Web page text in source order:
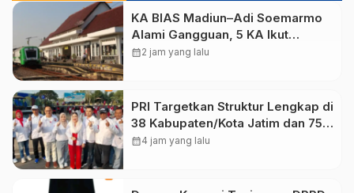
KA BIAS Madiun–Adi Soemarmo
Alami Gangguan, 5 KA Ikut
Terdampak
calendar_month2 jam yang lalu
PRI Targetkan Struktur Lengkap di
38 Kabupaten/Kota Jatim dan 75
Kursi DPR RI pada Pemilu 2029
calendar_month4 jam yang lalu